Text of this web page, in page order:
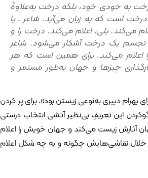
به خودی خود، بلکه درخت به‌علاوۀ
است که به زبان می‌آید. شاعر ـ یا
می‌کند. بلی، اعلام می‌کند. درخت را و
یک درخت آشکار می‌شود. شاعر
اعلام می‌کند. برای همین است که هر
چیزها و جهان به‌طور مستمر و
دبیری به‌نوعی زیستن بود». برای پر کردن
این تعریفِ بی‌نظیر آتشی انتخاب درستی
آثارش زیست می‌کند و جهان خویش را اعلام
خلال نقا‌شی‌هایش چگونه و به چه شکل اعلام